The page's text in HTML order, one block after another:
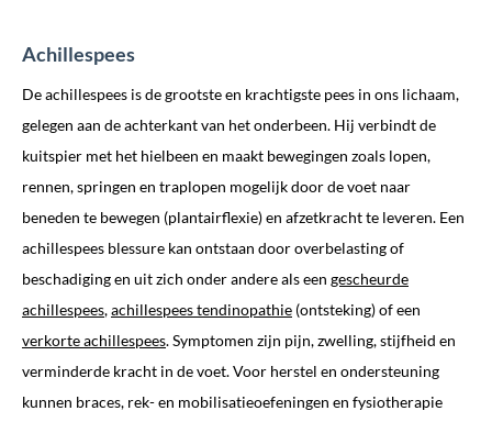
Achillespees
De achillespees is de grootste en krachtigste pees in ons lichaam,
gelegen aan de achterkant van het onderbeen. Hij verbindt de
kuitspier met het hielbeen en maakt bewegingen zoals lopen,
rennen, springen en traplopen mogelijk door de voet naar
beneden te bewegen (plantairflexie) en afzetkracht te leveren. Een
achillespees blessure kan ontstaan door overbelasting of
beschadiging en uit zich onder andere als een gescheurde
achillespees,achillespees tendinopathie (ontsteking) of een
verkorte achillespees. Symptomen zijn pijn, zwelling, stijfheid en
verminderde kracht in de voet. Voor herstel en ondersteuning
kunnen braces, rek- en mobilisatieoefeningen en fysiotherapie